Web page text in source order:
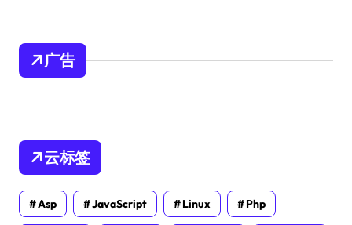
广告
云标签
Asp JavaScript Linux Php